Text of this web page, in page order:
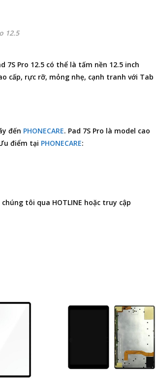
12.5
7S Pro 12.5 có thể là tấm nền 12.5 inch
cấp, rực rỡ, mỏng nhẹ, cạnh tranh với Tab
đến PHONECARE. Pad 7S Pro là model cao
điểm tại PHONECARE:
tôi qua HOTLINE hoặc truy cập